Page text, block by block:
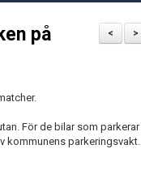
>
<
på
För de bilar som parkerar
kommunens parkeringsvakt.